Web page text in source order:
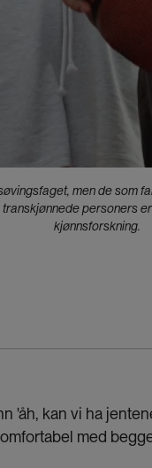
men de som
personers
kjønnsforskning.
'åh, kan vi ha
med